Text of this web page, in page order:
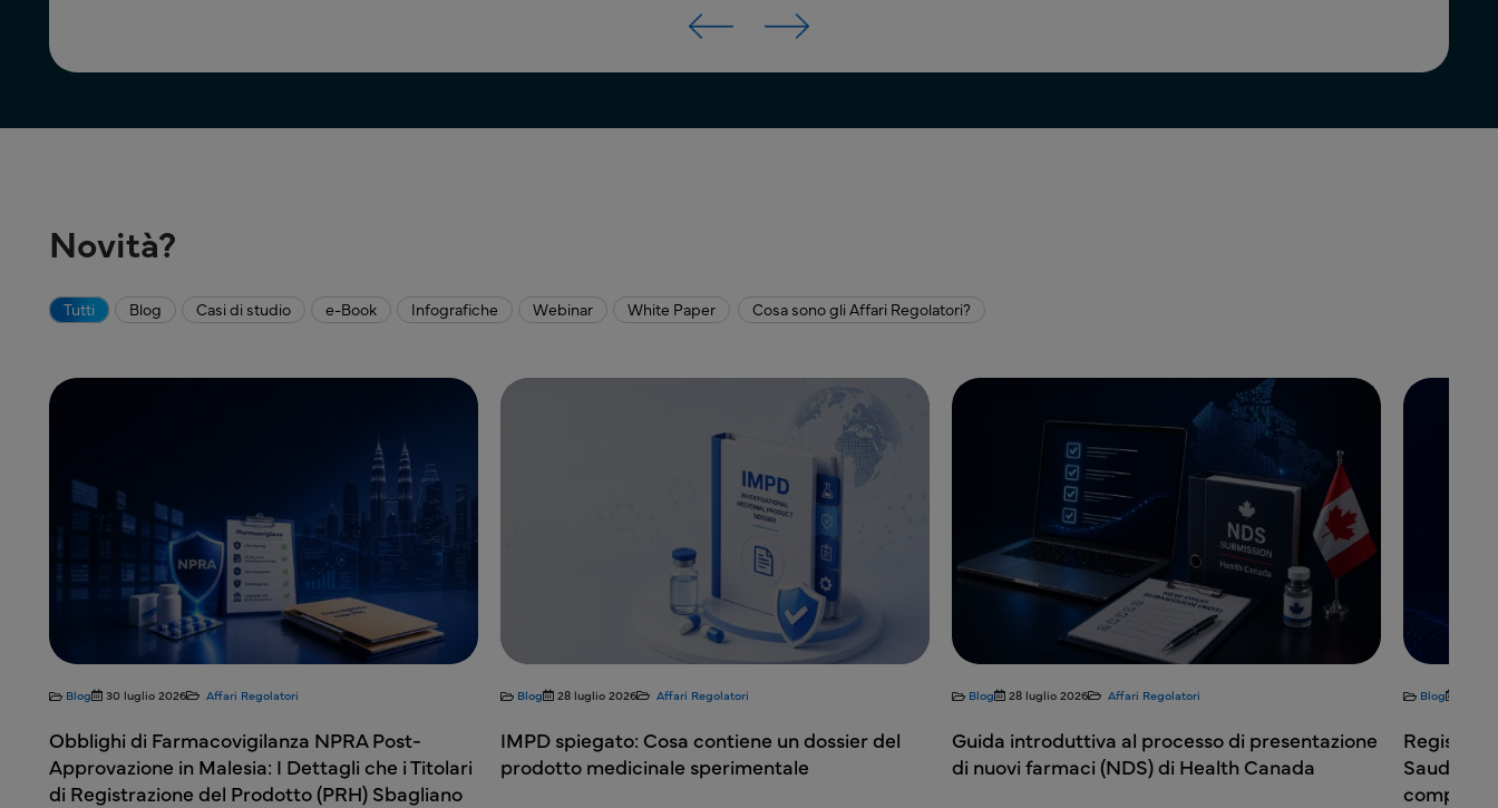
Novità?
Tutti Blog Casi di studio e-Book Infografiche Webinar White Paper Cosa sono gli Affari Regolatori?
Post-
che i Titolari
Sbagliano
Blog 28 luglio 2026
IMPD spiegato: Cosa contiene un dossier del
prodotto medicinale sperimentale
Blog 28 luglio 2026
Guida introduttiva al processo di presentazione
di nuovi farmaci (NDS) di Health Canada
Blog 27 luglio 2026
Registrazione di farmaci generici in Arabia
Saudita: quando è possibile evitare uno